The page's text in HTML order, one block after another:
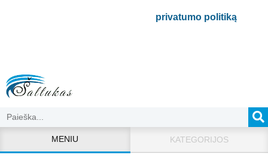
privatumo politiką.
MENIU KATEGORIJOS